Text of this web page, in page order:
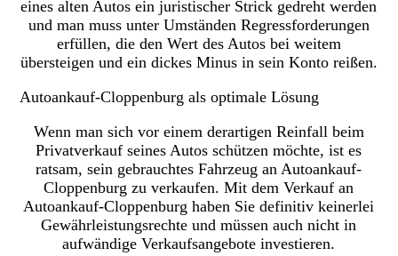
eines alten Autos ein juristischer Strick gedreht werden
und man muss unter Umständen Regressforderungen
erfüllen, die den Wert des Autos bei weitem
übersteigen und ein dickes Minus in sein Konto reißen.
Autoankauf-Cloppenburg als optimale Lösung
Wenn man sich vor einem derartigen Reinfall beim
Privatverkauf seines Autos schützen möchte, ist es
ratsam, sein gebrauchtes Fahrzeug an Autoankauf-
Cloppenburg zu verkaufen. Mit dem Verkauf an
Autoankauf-Cloppenburg haben Sie definitiv keinerlei
Gewährleistungsrechte und müssen auch nicht in
aufwändige Verkaufsangebote investieren.